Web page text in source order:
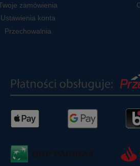
zamówienia
Ustawienia konta
Przechowalnia